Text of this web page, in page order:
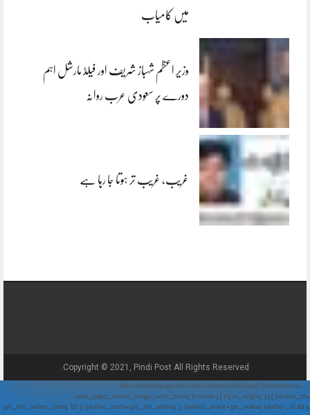
میں کامیاب
وزیر اعظم شہباز شریف اور فیلڈ مارشل اہم
دورے پر سعودی عرب روانہ
غریب، غریب تر ہوتا جا رہا ہے
Copyright © 2021, Pindi Post All Rights Reserved.
// Show Author Image with Author Name in UrduPaper Theme function
urdu_paper_author_image_with_name($content) { if (is_single()) { $author_id =
get_the_author_meta('ID'); $author_name = get_the_author(); $author_avatar = get_avatar($author_id, 48);